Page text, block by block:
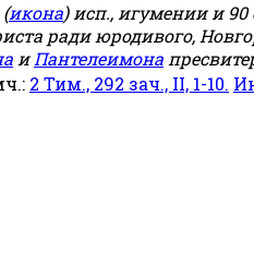
(икона) исп., игумении и 90
ради юродивого,
иПантелеимона
2 Тим., 292 зач., II, 1-10.